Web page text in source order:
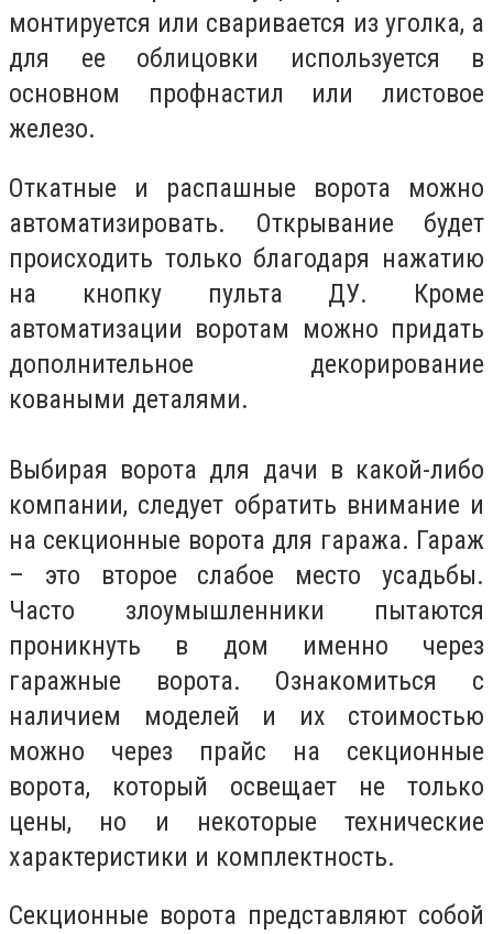
монтируется или сваривается из уголка, а
для ее облицовки используется в
основном профнастил или листовое
железо.
Откатные и распашные ворота можно
автоматизировать. Открывание будет
происходить только благодаря нажатию
на кнопку пульта ДУ. Кроме
автоматизации воротам можно придать
дополнительное декорирование
коваными деталями.
Выбирая ворота для дачи в какой-либо
компании, следует обратить внимание и
на секционные ворота для гаража. Гараж
– это второе слабое место усадьбы.
Часто злоумышленники пытаются
проникнуть в дом именно через
гаражные ворота. Ознакомиться с
наличием моделей и их стоимостью
можно через прайс на секционные
ворота, который освещает не только
цены, но и некоторые технические
характеристики и комплектность.
Секционные ворота представляют собой